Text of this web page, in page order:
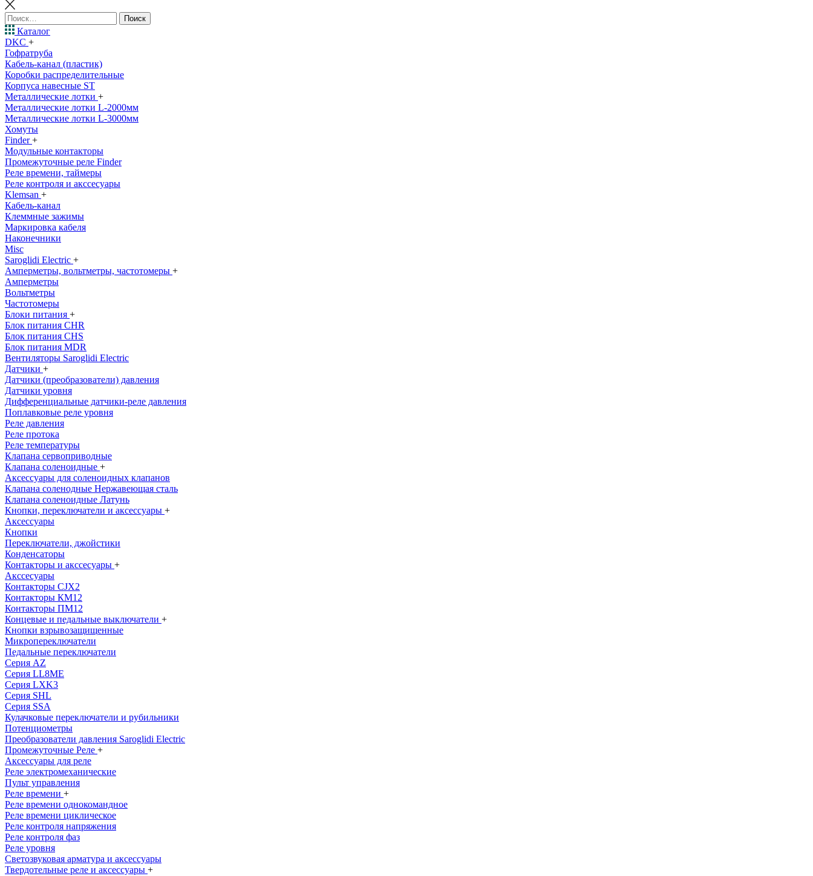
Найти:
Каталог
DKC +
Гофратруба
Кабель-канал (пластик)
Коробки распределительные
Корпуса навесные ST
Металлические лотки +
Металлические лотки L-2000мм
Металлические лотки L-3000мм
Хомуты
Finder+
Модульные контакторы
Промежуточные реле Finder
Реле времени, таймеры
Реле контроля и акссесуары
Klemsan +
Кабель-канал
Клеммные зажимы
Маркировка кабеля
Наконечники
Misc
Saroglidi Electric +
Амперметры, вольтметры, частотомеры +
Амперметры
Вольтметры
Частотомеры
Блоки питания +
Блок питания CHR
Блок питания CHS
Блок питания MDR
Вентиляторы Saroglidi Electric
Датчики +
Датчики (преобразователи) давления
Датчики уровня
Дифференциальные датчики-реле давления
Поплавковые реле уровня
Реле давления
Реле протока
Реле температуры
Клапана сервоприводные
Клапана соленоидные +
Аксессуары для соленоидных клапанов
Клапана соленодные Нержавеющая сталь
Клапана соленоидные Латунь
Кнопки, переключатели и аксессуары +
Аксессуары
Кнопки
Переключатели, джойстики
Конденсаторы
Контакторы и акссесуары +
Акссесуары
Контакторы CJX2
Контакторы КМ12
Контакторы ПМ12
Концевые и педальные выключатели +
Кнопки взрывозащищенные
Микропереключатели
Педальные переключатели
Серия AZ
Серия LL8ME
Серия LXK3
Серия SHL
Серия SSA
Кулачковые переключатели и рубильники
Потенциометры
Преобразователи давления Saroglidi Electric
Промежуточные Реле +
Аксессуары для реле
Реле электромеханические
Пульт управления
Реле времени +
Реле времени однокомандное
Реле времени циклическое
Реле контроля напряжения
Реле контроля фаз
Реле уровня
Светозвуковая арматура и аксессуары
Твердотельные реле и аксессуары +